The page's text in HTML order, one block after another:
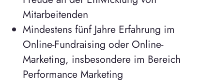
Mitarbeitenden
Mindestens fünf Jahre Erfahrung im
Online-Fundraising oder Online-
Marketing, insbesondere im Bereich
Performance Marketing